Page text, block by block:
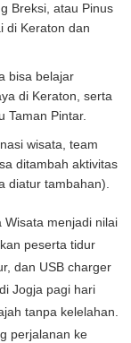
Breksi, atau Pinus
di Keraton dan
bisa belajar
di Keraton, serta
Taman Pintar.
wisata, team
ditambah aktivitas
diatur tambahan).
Wisata menjadi nilai
peserta tidur
dan USB charger
Jogja pagi hari
tanpa kelelahan.
perjalanan ke